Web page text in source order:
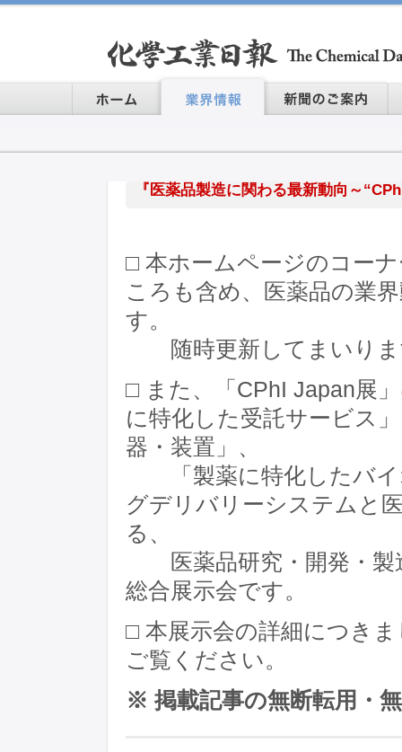
『医薬品製造に関わる最新動向～
□ 本ホームページのコー
ころも含め、医薬品の業
す。
随時更新してまいりま
□ また、「CPhI Japan展
に特化した受託サービス
器・装置」、
「製薬に特化したバイ
グデリバリーシステムと
る、
医薬品研究・開発・製
総合展示会です。
□ 本展示会の詳細につき
ご覧ください。
※ 掲載記事の無断転用・